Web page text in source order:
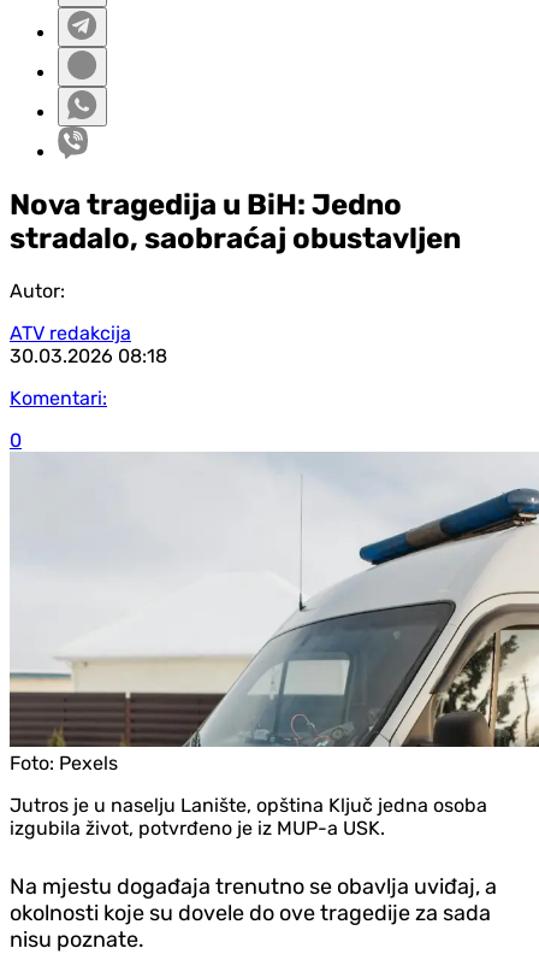
Nova tragedija u BiH: Jedno
stradalo, saobraćaj obustavljen
Autor:
ATV redakcija
30.03.2026 08:18
Komentari:
0
Foto: Pexels
Jutros je u naselju Lanište, opština Ključ jedna osoba
izgubila život, potvrđeno je iz MUP-a USK.
Na mjestu događaja trenutno se obavlja uviđaj, a
okolnosti koje su dovele do ove tragedije za sada
nisu poznate.